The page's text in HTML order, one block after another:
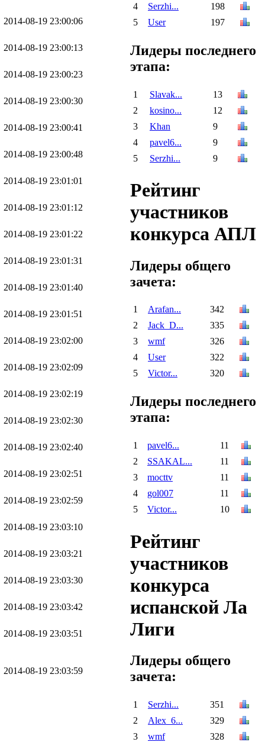
2014-08-19 23:00:06
2014-08-19 23:00:13
2014-08-19 23:00:23
2014-08-19 23:00:30
2014-08-19 23:00:41
2014-08-19 23:00:48
2014-08-19 23:01:01
2014-08-19 23:01:12
2014-08-19 23:01:22
2014-08-19 23:01:31
2014-08-19 23:01:40
2014-08-19 23:01:51
2014-08-19 23:02:00
2014-08-19 23:02:09
2014-08-19 23:02:19
2014-08-19 23:02:30
2014-08-19 23:02:40
2014-08-19 23:02:51
2014-08-19 23:02:59
2014-08-19 23:03:10
2014-08-19 23:03:21
2014-08-19 23:03:30
2014-08-19 23:03:42
2014-08-19 23:03:51
2014-08-19 23:03:59
4
Serzhi...
198
5
User 197
Лидеры последнего
этапа:
1 Slavak...
13
2
kosino...
12
3
Khan
9
4
pavel6...
9
5
Serzhi... 9
Рейтинг
участников
конкурса АПЛ
Лидеры общего
зачета:
1 Arafan...
342
2
Jack_D...
335
3
wmf
326
4
User
322
5
Victor... 320
Лидеры последнего
этапа:
1 pavel6...
11
2
SSAKAL...
11
3
mocttv
11
4
gol007
11
5
Victor... 10
Рейтинг
участников
конкурса
испанской Ла
Лиги
Лидеры общего
зачета:
1 Serzhi...
351
2
Alex_6...
329
3
wmf 328